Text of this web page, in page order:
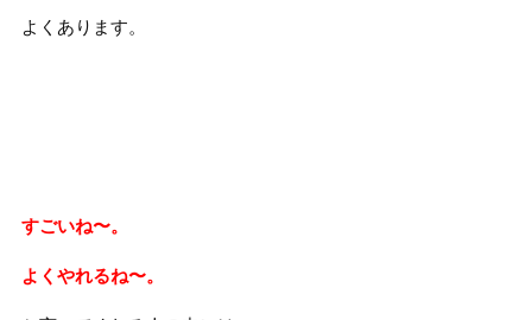
よくあります。
すごいね〜。
よくやれるね〜。